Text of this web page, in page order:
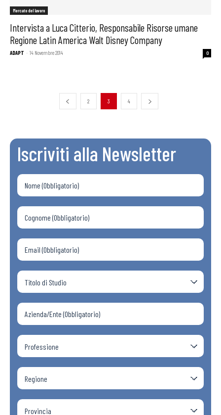
Mercato del lavoro
Intervista a Luca Citterio, Responsabile Risorse umane
Regione Latin America Walt Disney Company
ADAPT - 14 Novembre 2014 0
2 3 4
Iscriviti alla Newsletter